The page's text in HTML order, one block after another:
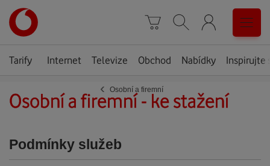
Košík
Vyhledávání Menu
Tarify Internet Televize Obchod Nabídky Inspirujte
‹ Osobní a firemní
Osobní a firemní - ke stažení
Podmínky služeb
stránky